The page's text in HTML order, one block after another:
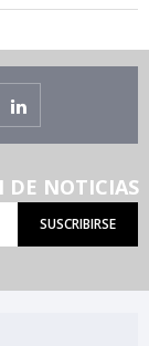
DE NOTICIAS
SUSCRIBIRSE